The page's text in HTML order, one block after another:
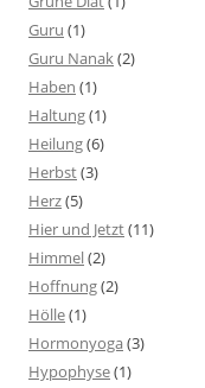
Guru (1)
Guru Nanak(2)
Haben (1)
Haltung(1)
Heilung(6)
Herbst(3)
Herz(5)
Hier und Jetzt(11)
Himmel(2)
Hoffnung(2)
Hölle(1)
Hormonyoga(3)
Hypophyse(1)